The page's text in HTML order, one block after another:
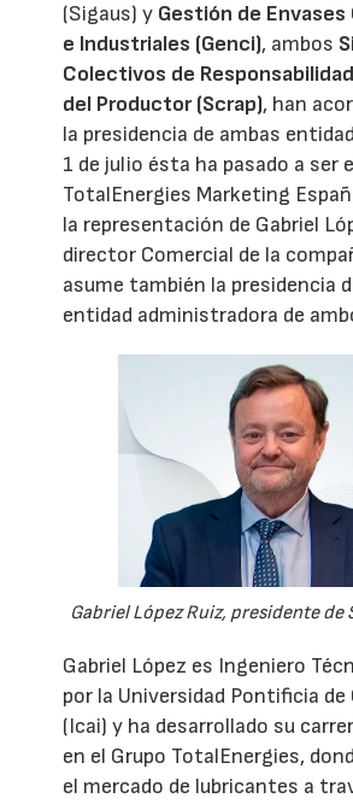
(Sigaus) y Gestión de Envases
e Industriales (Genci), ambos
Colectivos de
del Productor (Scrap), han
la presidencia de ambas
1 de julio ésta ha pasado a ser
TotalEnergies Marketing
la representación de Gabriel
director Comercial de la
asume también la presidencia
entidad administradora de
Gabriel López Ruiz, presidente de
Gabriel López es Ingeniero
por la Universidad Pontificia de
(Icai) y ha desarrollado su
en el Grupo TotalEnergies,
el mercado de lubricantes a